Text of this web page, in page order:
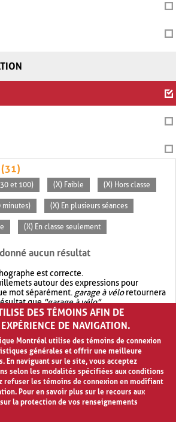
(31)
et 100) (X) Faible (X) Hors classe
minutes) (X) En plusieurs séances
(X) En classe seulement
aucun résultat
est correcte.
autour des expressions pour
mot séparément. garage à véloretournera
que"garage à vélo".
votre recherche avec OR.garage OR vélo
plus de résultat quegarage à vélo
DES TÉMOINS AFIN DE
DE NAVIGATION.
Montréal utilise des témoins de connexion
générales et offrir une meilleure
En naviguant sur le site, vous acceptez
selon les modalités spécifiées aux conditions
refuser les témoins de connexion en modifiant
Pour en savoir plus sur le recours aux
la protection de vos renseignements